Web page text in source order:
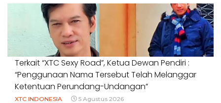
Terkait “XTC Sexy Road”, Ketua Dewan Pendiri :
“Penggunaan Nama Tersebut Telah Melanggar
Ketentuan Perundang-Undangan”
XTC INDONESIA 5 Agustus 2026